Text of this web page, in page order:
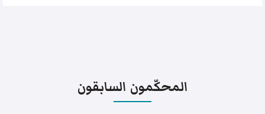
المحكّمون السابقون